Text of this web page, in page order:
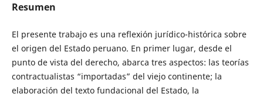
Resumen
El presente trabajo es una reflexión jurídico-histórica sobre
el origen del Estado peruano. En primer lugar, desde el
punto de vista del derecho, abarca tres aspectos: las teorías
contractualistas “importadas” del viejo continente; la
elaboración del texto fundacional del Estado, la